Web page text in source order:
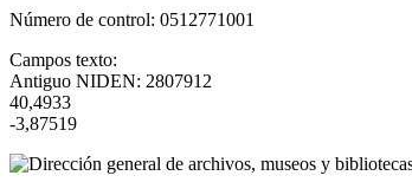
Número de control: 0512771001
Campos texto:
Antiguo NIDEN: 2807912
40,4933
-3,87519